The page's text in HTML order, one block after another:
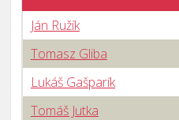
Ján Ružík
Tomasz Gliba
Lukáš Gašparík
Tomáš Jutka